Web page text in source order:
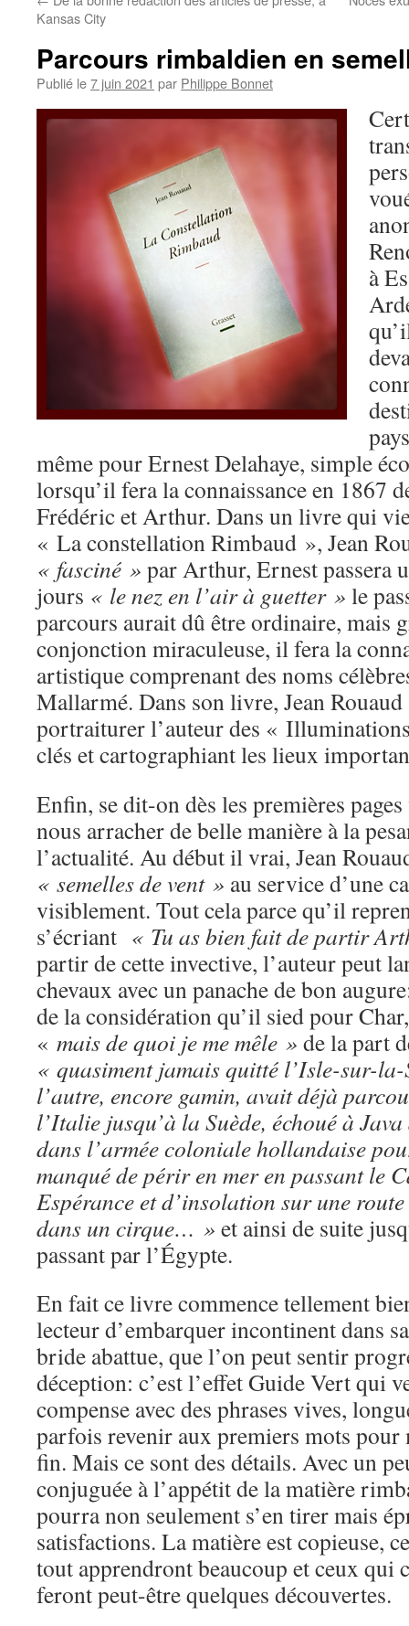
Kansas City
Parcours rimbaldien en
Publié le7 juin 2021 par Philippe Bonnet
à
même pour Ernest Delahaye, simple
lorsqu’il fera la connaissance en 1867
Frédéric et Arthur. Dans un livre qui
« La constellation Rimbaud », Jean
« fasciné » par Arthur, Ernest passera
jours « le nez en l’air à guetter » le
parcours aurait dû être ordinaire, mais
conjonction miraculeuse, il fera la
artistique comprenant des noms
Mallarmé. Dans son livre, Jean Rouaud
portraiturer l’auteur des «
clés et cartographiant les lieux
Enfin, se dit-on dès les premières
nous arracher de belle manière à la
l’actualité. Au début il vrai, Jean
« semelles de vent » au service d’une
visiblement. Tout cela parce qu’il
s’écriant « Tu as bien fait de partir
partir de cette invective, l’auteur peut
chevaux avec un panache de bon
de la considération qu’il sied pour
« mais de quoi je me mêle » de la part
« quasiment jamais quitté l’Isle-sur-
l’autre, encore gamin, avait déjà
l’Italie jusqu’à la Suède, échoué à Java
dans l’armée coloniale hollandaise
manqué de périr en mer en passant le
Espérance et d’insolation sur une
dans un cirque… » et ainsi de suite
passant par l’Égypte.
En fait ce livre commence tellement
lecteur d’embarquer incontinent dans
bride abattue, que l’on peut sentir
déception: c’est l’effet Guide Vert qui
compense avec des phrases vives,
parfois revenir aux premiers mots
fin. Mais ce sont des détails. Avec un
conjuguée à l’appétit de la matière
pourra non seulement s’en tirer mais
satisfactions. La matière est copieuse,
tout apprendront beaucoup et ceux qui
feront peut-être quelques découvertes.